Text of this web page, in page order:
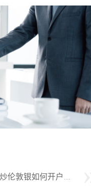
何开户，交易怎样操作？